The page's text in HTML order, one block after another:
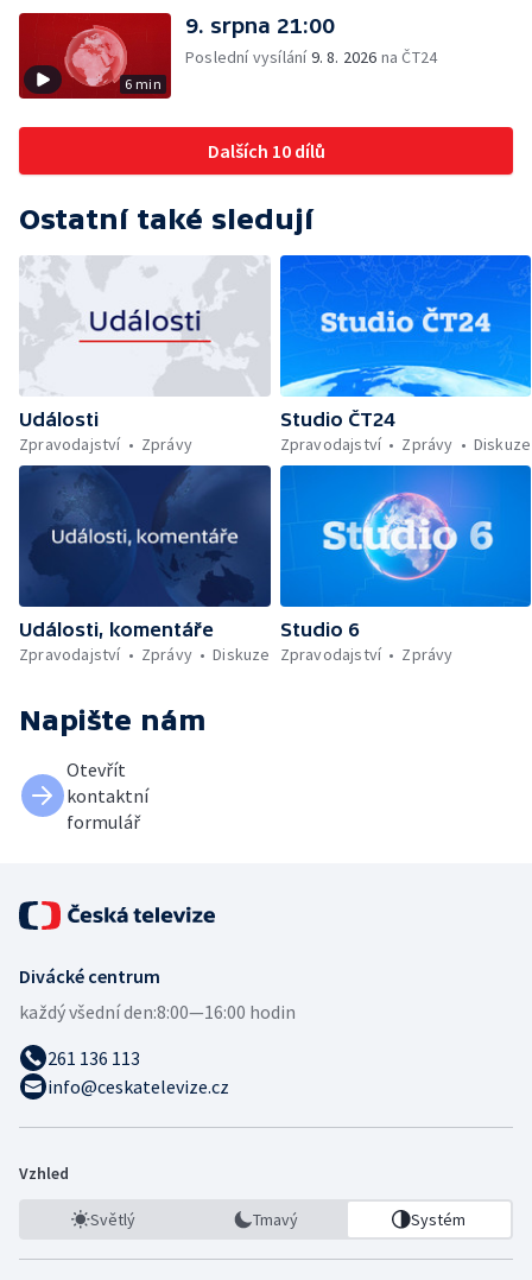
6 min
9. srpna 21:00
Poslední vysílání9. 8. 2026 na ČT24
Dalších 10 dílů
Ostatní také sledují
Události
Zpravodajství
Zprávy
Studio ČT24
Zpravodajství
Zprávy Diskuze
Události, komentáře
Zpravodajství
Zprávy Diskuze
Studio 6
Zpravodajství
Zprávy
Napište nám
Otevřít
kontaktní
formulář
Divácké centrum
každý všední den:8:00—16:00 hodin
261 136 113
info@ceskatelevize.cz
Vzhled
Světlý Tmavý Systém